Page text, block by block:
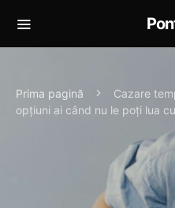
Prima pagină
Cazare
opțiuni ai când nu le poți lua